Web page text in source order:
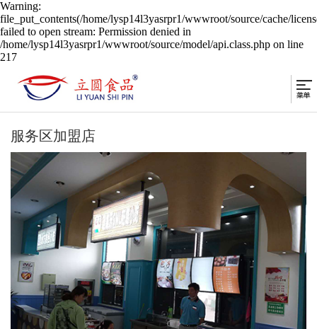
Warning:
file_put_contents(/home/lysp14l3yasrpr1/wwwroot/source/cache/
failed to open stream: Permission denied in
/home/lysp14l3yasrpr1/wwwroot/source/model/api.class.php on line
217
服务区加盟店